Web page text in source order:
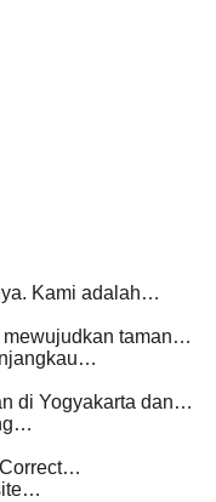
Kami adalah…
mewujudkan taman…
di Yogyakarta dan…
Correct…